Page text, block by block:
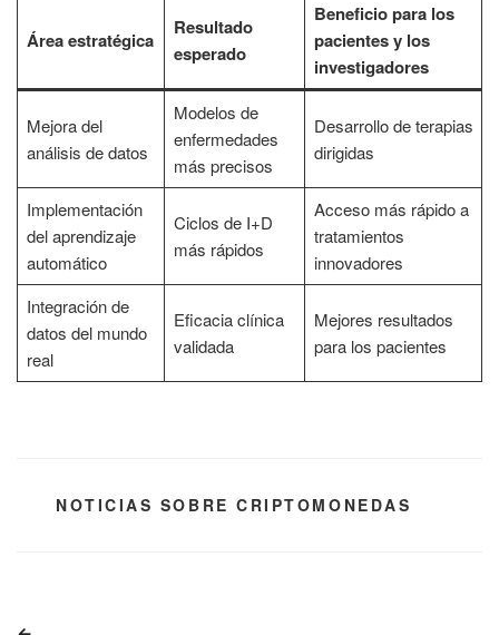
Área estratégica
Resultado
esperado
Beneficio para los
pacientes y los
investigadores
Mejora del
análisis de datos
Modelos de
enfermedades
más precisos
Desarrollo de terapias
dirigidas
Implementación
del aprendizaje
automático
Ciclos de I+D
más rápidos
Acceso más rápido a
tratamientos
innovadores
Integración de
datos del mundo
real
Eficacia clínica
validada
Mejores resultados
para los pacientes
CATEGORÍAS
NOTICIAS SOBRE CRIPTOMONEDAS